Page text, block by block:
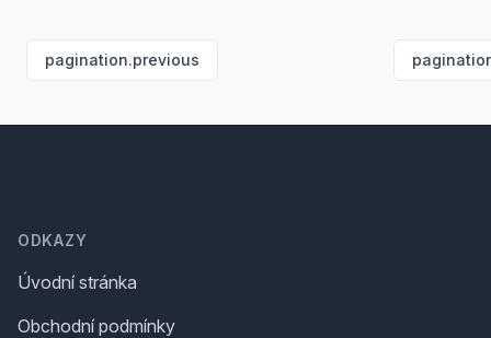
pagination.previous
ODKAZY
Úvodní stránka
Obchodní podmínky